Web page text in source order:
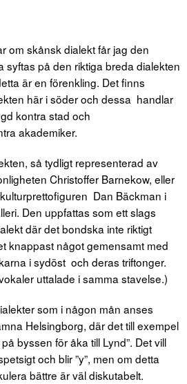
om skånsk dialekt får jag den
syftas på den riktiga breda dialekten
är en förenkling. Det finns
här i söder och dessa handlar
kontra stad och
akademiker.
så tydligt representerad av
Christoffer Barnekow, eller
Dan Bäckman i
Den uppfattas som ett slags
där det bondska inte riktigt
knappast något gemensamt med
i sydöst och deras triftonger.
uttalade i samma stavelse.)
som i någon mån anses
Helsingborg, där det till exempel
byssen för åka till Lynd”. Det vill
och blir ”y”, men om detta
bättre är väl diskutabelt.